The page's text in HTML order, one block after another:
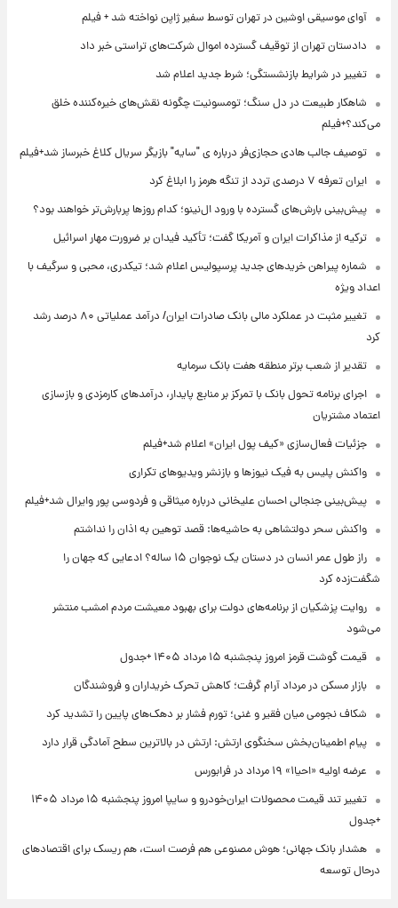
آوای موسیقی اوشین در تهران توسط سفیر ژاپن نواخته شد + فیلم
دادستان تهران از توقیف گسترده اموال شرکت‌های تراستی خبر داد
تغییر در شرایط بازنشستگی؛ شرط جدید اعلام شد
شاهکار طبیعت در دل سنگ؛ تومسونیت چگونه نقش‌های خیره‌کننده خلق
می‌کند؟+فیلم
توصیف جالب هادی حجازی‌فر درباره ی "سایه" بازیگر سریال کلاغ خبرساز شد+فیلم
ایران تعرفه ۷ درصدی تردد از تنگه هرمز را ابلاغ کرد
پیش‌بینی بارش‌های گسترده با ورود ال‌نینو؛ کدام روزها پربارش‌تر خواهند بود؟
ترکیه از مذاکرات ایران و آمریکا گفت؛ تأکید فیدان بر ضرورت مهار اسرائیل
شماره پیراهن خریدهای جدید پرسپولیس اعلام شد؛ تیکدری، محبی و سرگیف با
اعداد ویژه
تغییر مثبت در عملکرد مالی بانک صادرات ایران/ درآمد عملیاتی ۸۰ درصد رشد
کرد
تقدیر از شعب برتر منطقه هفت بانک سرمایه
اجرای برنامه تحول بانک با تمرکز بر منابع پایدار، درآمدهای کارمزدی و بازسازی
اعتماد مشتریان
جزئیات فعال‌سازی «کیف پول ایران» اعلام شد+فیلم
واکنش پلیس به فیک نیوزها و بازنشر ویدیوهای تکراری
پیش‌بینی جنجالی احسان علیخانی درباره میثاقی و فردوسی پور وایرال شد+فیلم
واکنش سحر دولتشاهی به حاشیه‌ها: قصد توهین به اذان را نداشتم
راز طول عمر انسان در دستان یک نوجوان ۱۵ ساله؟ ادعایی که جهان را
شگفت‌زده کرد
روایت پزشکیان از برنامه‌های دولت برای بهبود معیشت مردم امشب منتشر
می‌شود
قیمت گوشت قرمز امروز پنجشنبه ۱۵ مرداد ۱۴۰۵ +جدول
بازار مسکن در مرداد آرام گرفت؛ کاهش تحرک خریداران و فروشندگان
شکاف نجومی میان فقیر و غنی؛ تورم فشار بر دهک‌های پایین را تشدید کرد
پیام اطمینان‌بخش سخنگوی ارتش: ارتش در بالاترین سطح آمادگی قرار دارد
عرضه اولیه «احیا۱» ۱۹ مرداد در فرابورس
تغییر تند قیمت محصولات ایران‌خودرو و سایپا امروز پنجشنبه ۱۵ مرداد ۱۴۰۵
+جدول
هشدار بانک جهانی؛ هوش مصنوعی هم فرصت است، هم ریسک برای اقتصادهای
درحال توسعه